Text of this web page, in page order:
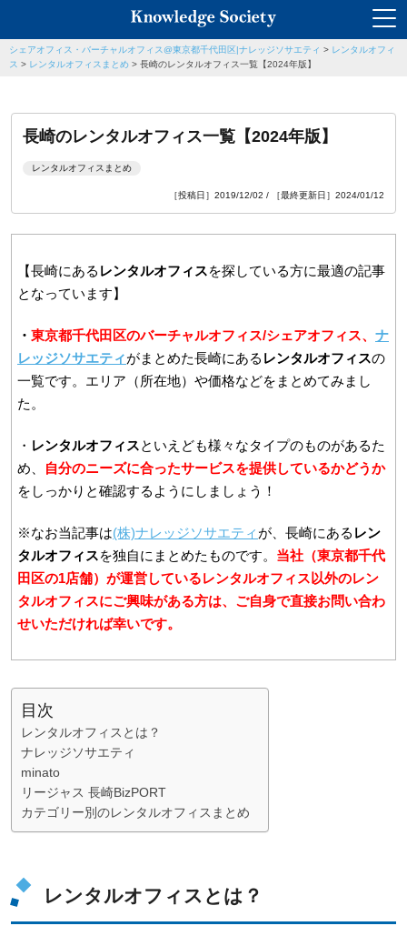
シェアオフィス・バーチャルオフィス@東京都千代田区|ナレッジソサエティ > レンタルオフィ
ス > レンタルオフィスまとめ > 長崎のレンタルオフィス一覧【2024年版】
長崎のレンタルオフィス一覧【2024年版】
レンタルオフィスまとめ
［投稿日］2019/12/02 / ［最終更新日］2024/01/12
【長崎にある レンタルオフィスを探している方に最適の記事
となっています】
・ 東京都千代田区のバーチャルオフィス/シェアオフィス、 ナ
レッジソサエティがまとめた長崎にある レンタルオフィスの
一覧です。エリア（所在地）や価格などをまとめてみまし
た。
・ レンタルオフィスといえども様々なタイプのものがあるた
め、
自分のニーズに合ったサービスを提供しているかどうか
をしっかりと確認するようにしましょう！
※なお当記事は(株)ナレッジソサエティ が、長崎にある レン
タルオフィスを独自にまとめたものです。 当社（東京都千代
田区の1店舗）が運営しているレンタルオフィス以外のレン
タルオフィスにご興味がある方は、ご自身で直接お問い合わ
せいただければ幸いです。
目次
レンタルオフィスとは？
ナレッジソサエティ
minato
リージャス 長崎BizPORT
カテゴリー別のレンタルオフィスまとめ
レンタルオフィスとは？